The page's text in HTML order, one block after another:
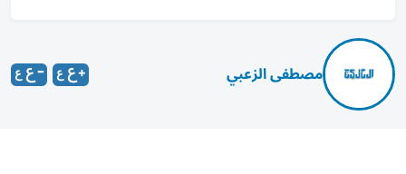
مصطفى الزعبي